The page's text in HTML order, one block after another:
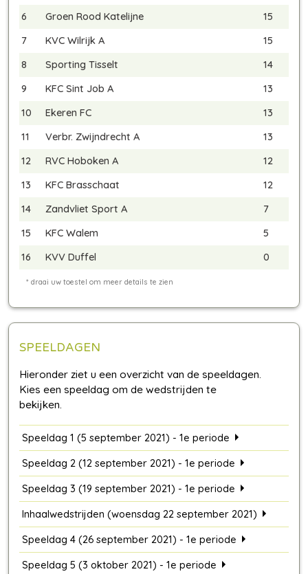
6
Groen Rood Katelijne
15
7
KVC Wilrijk A
15
8
Sporting Tisselt
14
9
KFC Sint Job A
13
10
Ekeren FC
13
11
Verbr. Zwijndrecht A
13
12
RVC Hoboken A
12
13
KFC Brasschaat
12
14
Zandvliet Sport A
7
15
KFC Walem
5
16
KVV Duffel 0
SPEELDAGEN
Speeldag 1 (5 september 2021) - 1e periode
Speeldag 2 (12 september 2021) - 1e periode
Speeldag 3 (19 september 2021) - 1e periode
Inhaalwedstrijden (woensdag 22 september 2021)
Speeldag 4 (26 september 2021) - 1e periode
Speeldag 5 (3 oktober 2021) - 1e periode